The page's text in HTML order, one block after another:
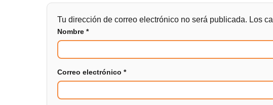
Tu dirección de correo electrónico no será publicada. Los
Nombre *
Correo electrónico *